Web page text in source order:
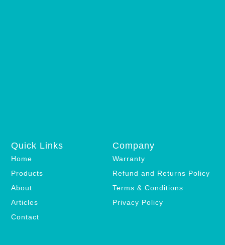
Quick Links
Home
Products
About
Articles
Contact
Company
Warranty
Refund and Returns Policy
Terms & Conditions
Privacy Policy